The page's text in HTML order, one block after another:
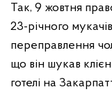
Так, 9 жовтня
23-річного
переправлення
що він шукав
готелі на